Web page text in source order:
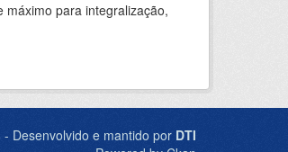
máximo para integralização,
Desenvolvido e mantido por DTI